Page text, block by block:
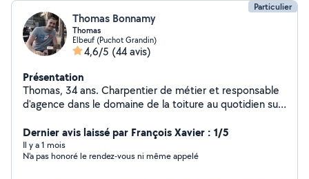
Particulier
Thomas Bonnamy
Thomas
Elbeuf (Puchot Grandin)
4,6/5 (44 avis)
Présentation
Thomas, 34 ans. Charpentier de métier et responsable
d'agence dans le domaine de la toiture au quotidien sur
aménagement, réparation,.démoussage, montage de
meuble etc Patient, sociable et toujours partant pour
échanger ou donner un coup de main. J'apprécie autant
Dernier avis laissé par François Xavier : 1/5
Il y a 1 mois
N'a pas honoré le rendez-vous ni même appelé